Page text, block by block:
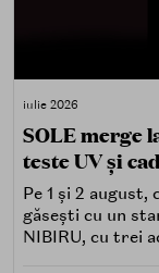
iulie 2026
SOLE merge
teste UV și
Pe 1 și 2 august,
găsești cu un
NIBIRU, cu trei